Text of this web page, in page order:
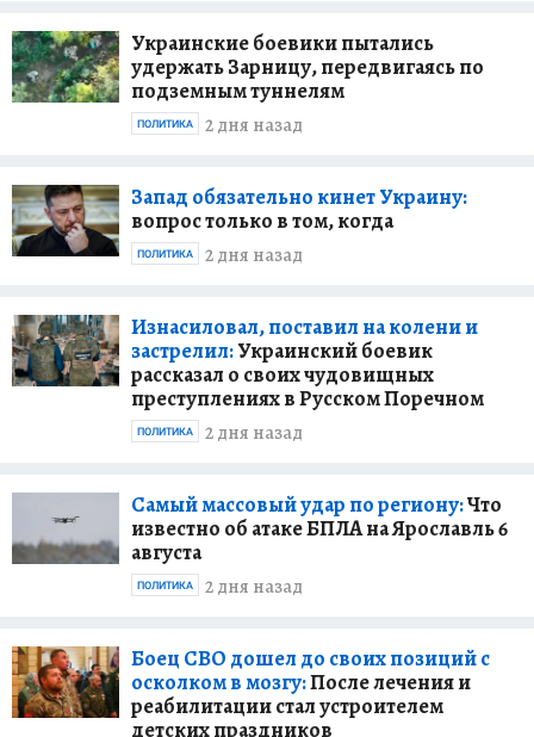
Украинские боевики пытались
удержать Зарницу, передвигаясь по
подземным туннелям
2 дня назад
ПОЛИТИКА
Запад обязательно кинет Украину:
вопрос только в том, когда
2 дня назад
ПОЛИТИКА
Изнасиловал, поставил на колени и
застрелил:Украинский боевик
рассказал о своих чудовищных
преступлениях в Русском Поречном
2 дня назад
ПОЛИТИКА
Самый массовый удар по региону:Что
известно об атаке БПЛА на Ярославль 6
августа
2 дня назад
ПОЛИТИКА
Боец СВО дошел до своих позиций с
осколком в мозгу:После лечения и
реабилитации стал устроителем
детских праздников